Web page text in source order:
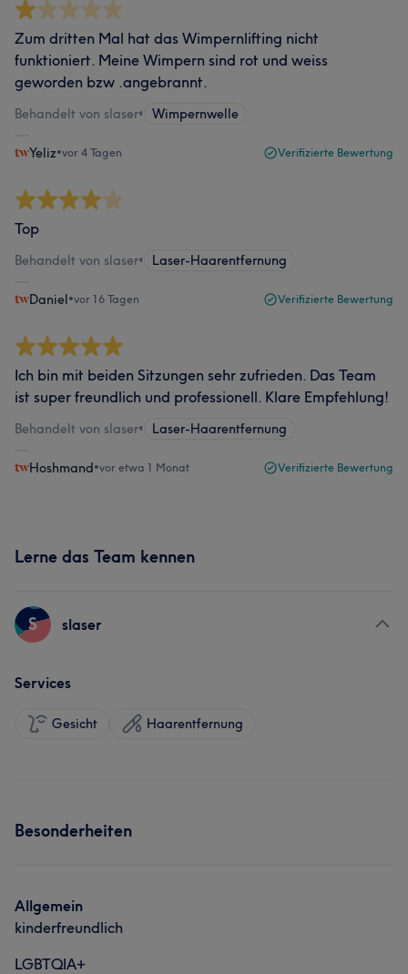
Zum dritten Mal hat das Wimpernlifting nicht
funktioniert. Meine Wimpern sind rot und weiss
geworden bzw .angebrannt.
Behandelt von slaser• Wimpernwelle
Yeliz•vor 4 Tagen Verifizierte Bewertung
Top
Behandelt von slaser• Laser-Haarentfernung
Daniel•vor 16 Tagen Verifizierte Bewertung
Ich bin mit beiden Sitzungen sehr zufrieden. Das Team
ist super freundlich und professionell. Klare Empfehlung!
Behandelt von slaser• Laser-Haarentfernung
Hoshmand•vor etwa 1 Monat Verifizierte Bewertung
Lerne das Team kennen
S slaser
Services
Gesicht Haarentfernung
Besonderheiten
Allgemein
kinderfreundlich
LGBTQIA+